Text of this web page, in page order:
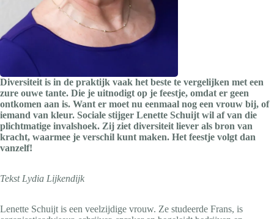
Diversiteit is in de praktijk vaak het beste te vergelijken met een
zure ouwe tante. Die je uitnodigt op je feestje, omdat er geen
ontkomen aan is. Want er moet nu eenmaal nog een vrouw bij, of
iemand van kleur. Sociale stijger Lenette Schuijt wil af van die
plichtmatige invalshoek. Zij ziet diversiteit liever als bron van
kracht, waarmee je verschil kunt maken. Het feestje volgt dan
vanzelf!
Tekst Lydia Lijkendijk
Lenette Schuijt is een veelzijdige vrouw. Ze studeerde Frans, is